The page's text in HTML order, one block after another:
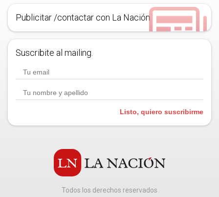
Publicitar /contactar con La Nación
Suscribite al mailing.
Listo, quiero suscribirme
Todos los derechos reservados